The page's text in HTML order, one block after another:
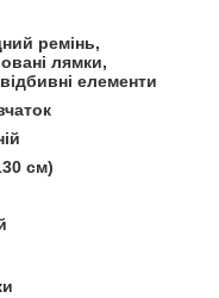
ремінь,
лямки,
елементи
см)